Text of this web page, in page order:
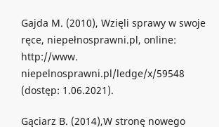
Gajda M. (2010), Wzięli sprawy w swoje
ręce, niepełnosprawni.pl, online:
http://www.
niepelnosprawni.pl/ledge/x/59548
(dostęp: 1.06.2021).
Gąciarz B. (2014),W stronę nowego